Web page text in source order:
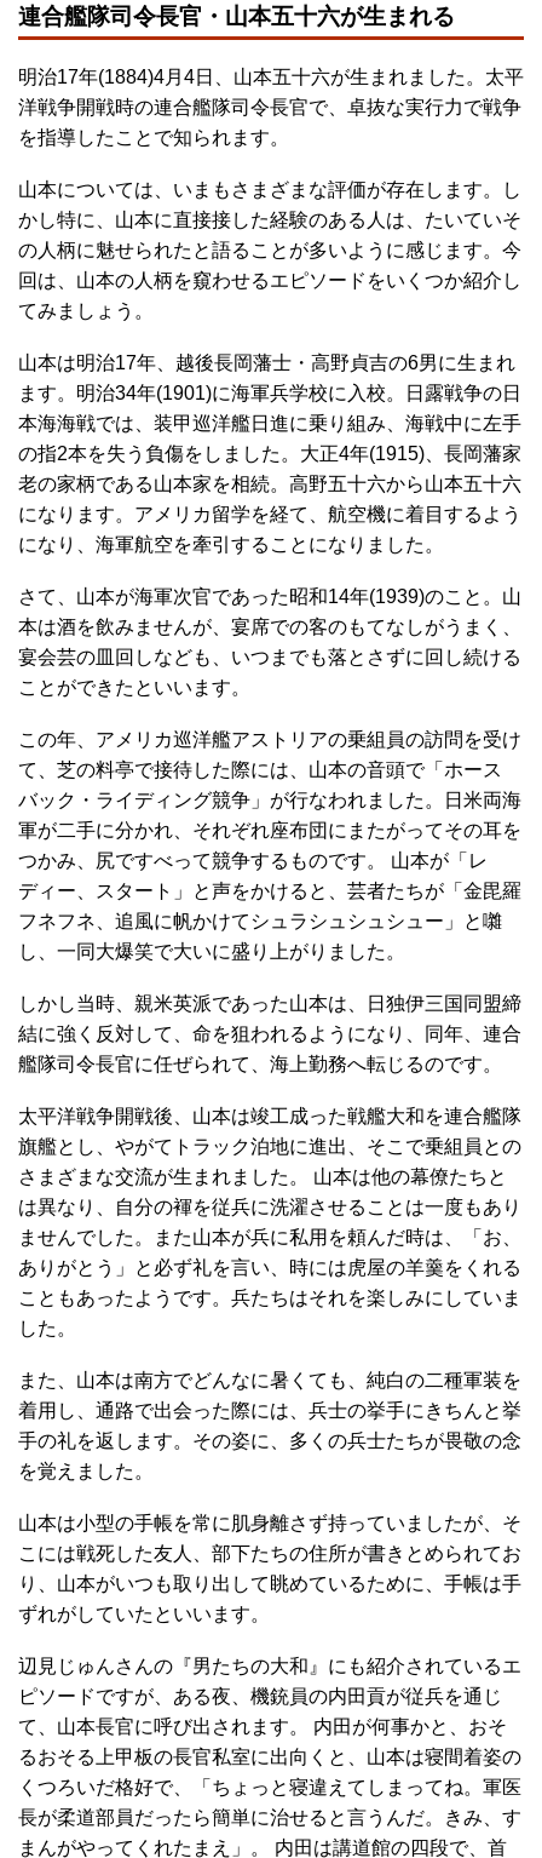
連合艦隊司令長官・山本五十六が生まれる
明治17年(1884)4月4日、山本五十六が生まれました。太平
洋戦争開戦時の連合艦隊司令長官で、卓抜な実行力で戦争
を指導したことで知られます。
山本については、いまもさまざまな評価が存在します。し
かし特に、山本に直接接した経験のある人は、たいていそ
の人柄に魅せられたと語ることが多いように感じます。今
回は、山本の人柄を窺わせるエピソードをいくつか紹介し
てみましょう。
山本は明治17年、越後長岡藩士・高野貞吉の6男に生まれ
ます。明治34年(1901)に海軍兵学校に入校。日露戦争の日
本海海戦では、装甲巡洋艦日進に乗り組み、海戦中に左手
の指2本を失う負傷をしました。大正4年(1915)、長岡藩家
老の家柄である山本家を相続。高野五十六から山本五十六
になります。アメリカ留学を経て、航空機に着目するよう
になり、海軍航空を牽引することになりました。
さて、山本が海軍次官であった昭和14年(1939)のこと。山
本は酒を飲みませんが、宴席での客のもてなしがうまく、
宴会芸の皿回しなども、いつまでも落とさずに回し続ける
ことができたといいます。
この年、アメリカ巡洋艦アストリアの乗組員の訪問を受け
て、芝の料亭で接待した際には、山本の音頭で「ホース
バック・ライディング競争」が行なわれました。日米両海
軍が二手に分かれ、それぞれ座布団にまたがってその耳を
つかみ、尻ですべって競争するものです。 山本が「レ
ディー、スタート」と声をかけると、芸者たちが「金毘羅
フネフネ、追風に帆かけてシュラシュシュシュー」と囃
し、一同大爆笑で大いに盛り上がりました。
しかし当時、親米英派であった山本は、日独伊三国同盟締
結に強く反対して、命を狙われるようになり、同年、連合
艦隊司令長官に任ぜられて、海上勤務へ転じるのです。
太平洋戦争開戦後、山本は竣工成った戦艦大和を連合艦隊
旗艦とし、やがてトラック泊地に進出、そこで乗組員との
さまざまな交流が生まれました。 山本は他の幕僚たちと
は異なり、自分の褌を従兵に洗濯させることは一度もあり
ませんでした。また山本が兵に私用を頼んだ時は、「お、
ありがとう」と必ず礼を言い、時には虎屋の羊羹をくれる
こともあったようです。兵たちはそれを楽しみにしていま
した。
また、山本は南方でどんなに暑くても、純白の二種軍装を
着用し、通路で出会った際には、兵士の挙手にきちんと挙
手の礼を返します。その姿に、多くの兵士たちが畏敬の念
を覚えました。
山本は小型の手帳を常に肌身離さず持っていましたが、そ
こには戦死した友人、部下たちの住所が書きとめられてお
り、山本がいつも取り出して眺めているために、手帳は手
ずれがしていたといいます。
辺見じゅんさんの『男たちの大和』にも紹介されているエ
ピソードですが、ある夜、機銃員の内田貢が従兵を通じ
て、山本長官に呼び出されます。 内田が何事かと、おそ
るおそる上甲板の長官私室に出向くと、山本は寝間着姿の
くつろいだ格好で、「ちょっと寝違えてしまってね。軍医
長が柔道部員だったら簡単に治せると言うんだ。きみ、す
まんがやってくれたまえ」。 内田は講道館の四段で、首